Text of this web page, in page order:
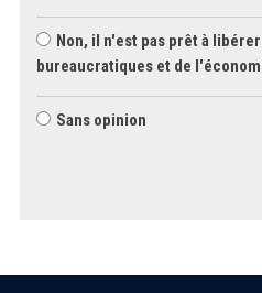
Non, il n'est pas prêt à
bureaucratiques et de
Sans opinion